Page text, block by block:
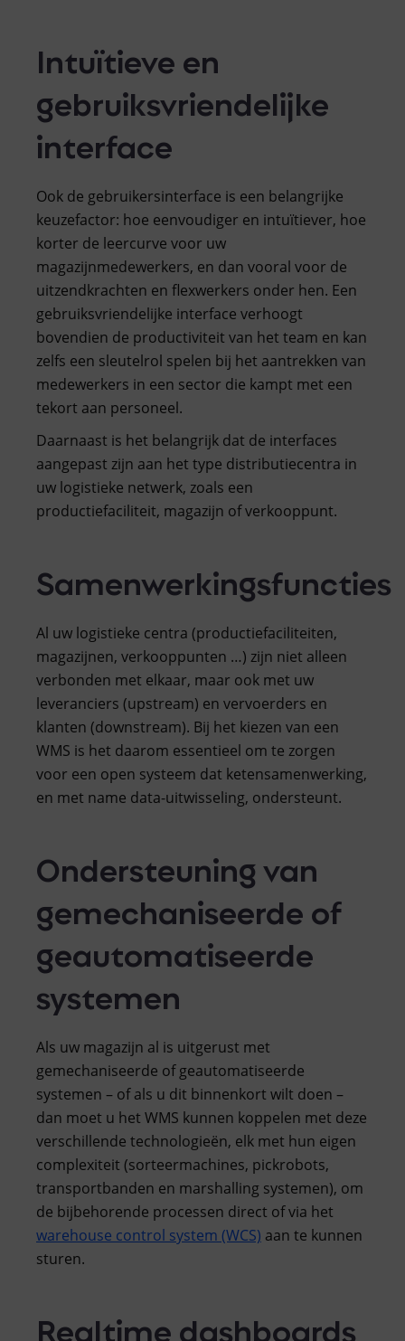
Intuïtieve en
gebruiksvriendelijke
interface
Ook de gebruikersinterface is een belangrijke
keuzefactor: hoe eenvoudiger en intuïtiever, hoe
korter de leercurve voor uw
magazijnmedewerkers, en dan vooral voor de
uitzendkrachten en flexwerkers onder hen. Een
gebruiksvriendelijke interface verhoogt
bovendien de productiviteit van het team en kan
zelfs een sleutelrol spelen bij het aantrekken van
medewerkers in een sector die kampt met een
tekort aan personeel.
Daarnaast is het belangrijk dat de interfaces
aangepast zijn aan het type distributiecentra in
uw logistieke netwerk, zoals een
productiefaciliteit, magazijn of verkooppunt.
Samenwerkingsfuncties
Al uw logistieke centra (productiefaciliteiten,
magazijnen, verkooppunten …) zijn niet alleen
verbonden met elkaar, maar ook met uw
leveranciers (upstream) en vervoerders en
klanten (downstream). Bij het kiezen van een
WMS is het daarom essentieel om te zorgen
voor een open systeem dat ketensamenwerking,
en met name data-uitwisseling, ondersteunt.
Ondersteuning van
gemechaniseerde of
geautomatiseerde
systemen
Als uw magazijn al is uitgerust met
gemechaniseerde of geautomatiseerde
systemen – of als u dit binnenkort wilt doen –
dan moet u het WMS kunnen koppelen met deze
verschillende technologieën, elk met hun eigen
complexiteit (sorteermachines, pickrobots,
transportbanden en marshalling systemen), om
de bijbehorende processen direct of via het
warehouse control system (WCS) aan te kunnen
sturen.
Realtime dashboards